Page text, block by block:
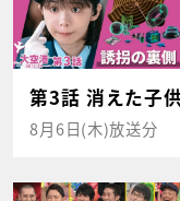
第3話 消えた子
8月6日(木)放送分